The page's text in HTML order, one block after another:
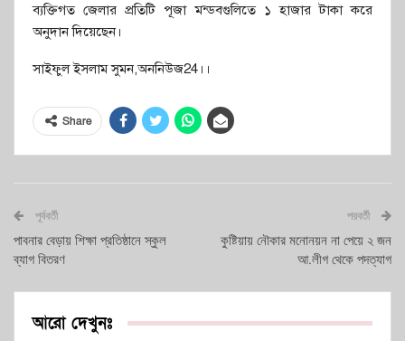
ব্যক্তিগত জেলার প্রতিটি পূজা মন্ডবগুলিতে ১ হাজার টাকা করে
অনুদান দিয়েছেন।
সাইফুল ইসলাম সুমন,অননিউজ24।।
Share
পূর্ববর্তী
পাবনার বেড়ায় শিক্ষা প্রতিষ্ঠানে স্কুল
ব্যাগ বিতরণ
পরবর্তী
কুষ্টিয়ায় নৌকার মনোনয়ন না পেয়ে ২ জন
আ.লীগ থেকে পদত্যাগ
আরো দেখুনঃ